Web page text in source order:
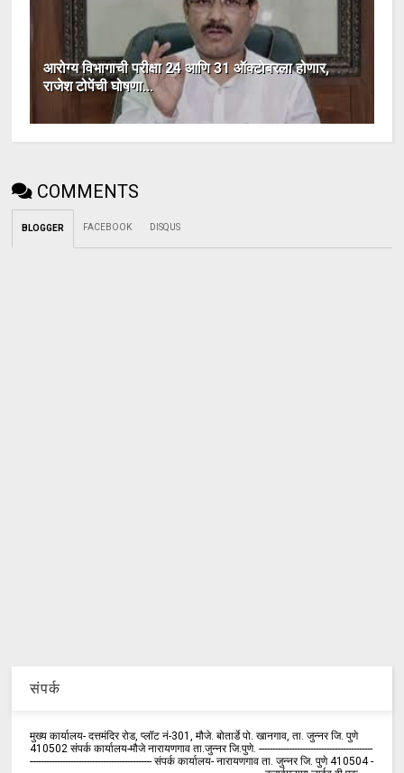
आरोग्य विभागाची परीक्षा 24 आणि 31 ऑक्टोबरला होणार,
राजेश टोपेंची घोषणा...
COMMENTS
BLOGGER FACEBOOK DISQUS
संपर्क
मुख्य कार्यालय- दत्तमंदिर रोड, प्लॉट नं-301, मौजे. बोतार्डे पो. खानगाव, ता. जुन्नर जि. पुणे
410502 संपर्क कार्य‍ालय-मौजे नारायणगाव ता.जुन्नर जि.पुणे. ------------------------------------------
--------------------------------------------- संपर्क कार्यालय- नारायणगाव ता. जुन्नर जि. पुणे 410504 -